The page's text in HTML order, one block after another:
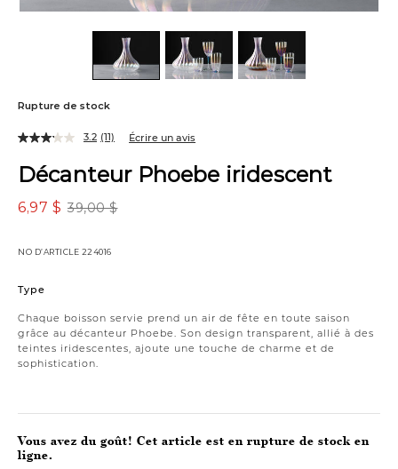
Rupture de stock
Décanteur Phoebe iridescent
39,00 $
6,97 $
NO D’ARTICLE 224016
Chaque boisson servie prend un air de fête en toute saison
grâce au décanteur Phoebe. Son design transparent, allié à des
teintes iridescentes, ajoute une touche de charme et de
sophistication.
3.2 (11) Écrire un avis
Type
Vous avez du goût! Cet article est en rupture de stock en
ligne.